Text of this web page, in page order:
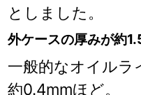
としました。
外ケースの厚みが約
一般的なオイルラ
約0.4mmほど。